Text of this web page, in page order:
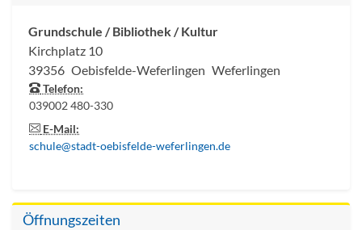
Öffnungszeiten
Grundschule / Bibliothek / Kultur
Kirchplatz 10
39356 Oebisfelde-Weferlingen Weferlingen
Telefon:
039002 480-330
E-Mail:
schule@stadt-oebisfelde-weferlingen.de